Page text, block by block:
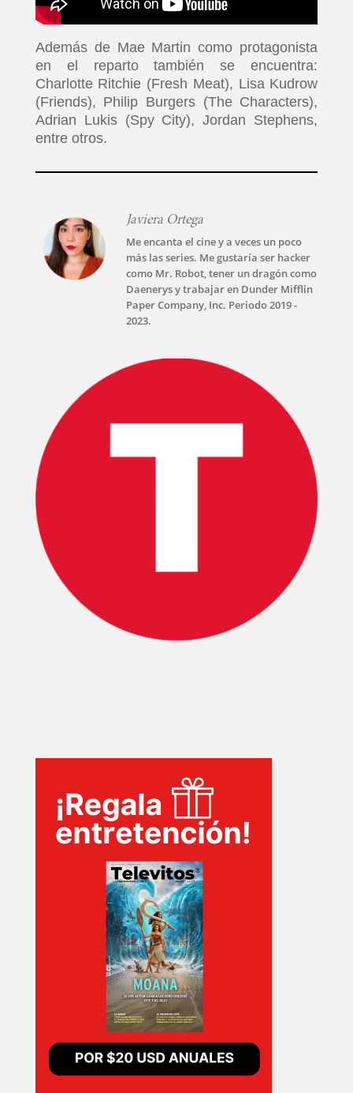
Además de Mae Martin como protagonista
en el reparto también se encuentra:
Charlotte Ritchie (Fresh Meat), Lisa Kudrow
(Friends), Philip Burgers (The Characters),
Adrian Lukis (Spy City), Jordan Stephens,
entre otros.
Javiera Ortega
Me encanta el cine y a veces un poco
más las series. Me gustaría ser hacker
como Mr. Robot, tener un dragón como
Daenerys y trabajar en Dunder Mifflin
Paper Company, Inc. Periodo 2019 -
2023.